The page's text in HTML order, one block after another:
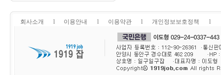
회사소개 l 이용안내 l 이용약관 l 개인정보보호정책 l